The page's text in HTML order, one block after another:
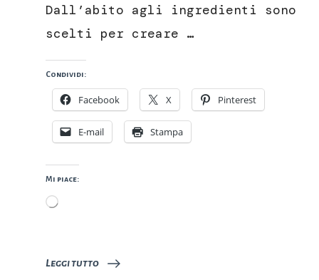
Dall’abito agli ingredienti sono
scelti per creare …
Condividi:
Facebook X Pinterest
E-mail Stampa
Mi piace:
Caricamento
Leggi tutto